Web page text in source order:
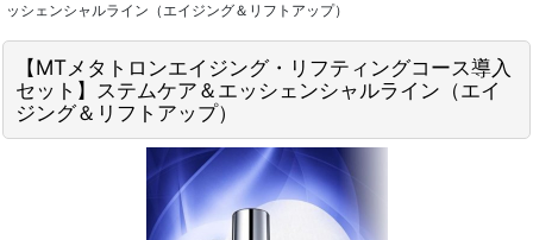
ッシェンシャルライン（エイジング＆リフトアップ）
【MTメタトロンエイジング・リフティングコース導入
セット】ステムケア＆エッシェンシャルライン（エイ
ジング＆リフトアップ）